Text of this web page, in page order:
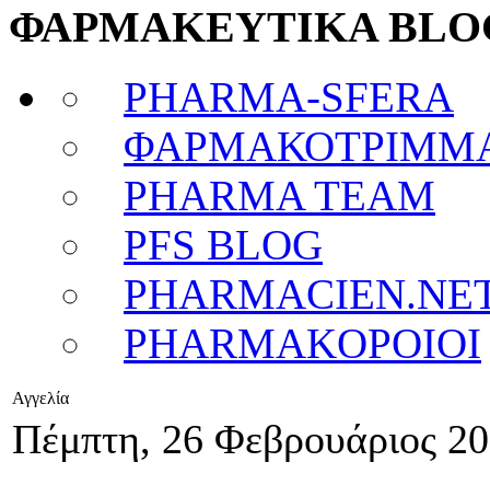
ΦΑΡΜΑΚΕΥΤΙΚΑ
PHARMA-SFERA
PHARMA TEAM
PFS BLOG
PHARMAKOPOIOI
Αγγελία
Πέμπτη, 26 Φεβρουάριος